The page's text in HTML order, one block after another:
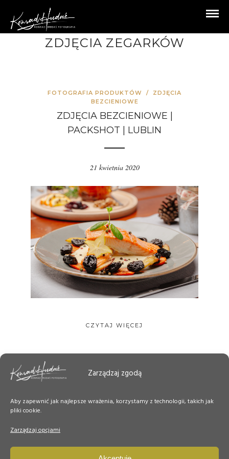
Zarządzaj zgodą
Aby zapewnić jak najlepsze wrażenia, korzystamy z technologii, takich jak
pliki cookie.
Zarządzaj opcjami
ZDJĘCIA ZEGARKÓW
FOTOGRAFIA PRODUKTÓW / ZDJĘCIA
BEZCIENIOWE
ZDJĘCIA BEZCIENIOWE |
PACKSHOT | LUBLIN
21 kwietnia 2020
CZYTAJ WIĘCEJ